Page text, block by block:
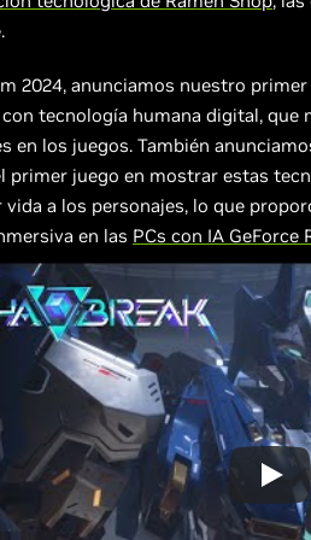
2024, anunciamos nuestro
tecnología humana digital, que
en los juegos. También
primer juego en mostrar estas
vida a los personajes, lo que
en las PCs con IA GeForce